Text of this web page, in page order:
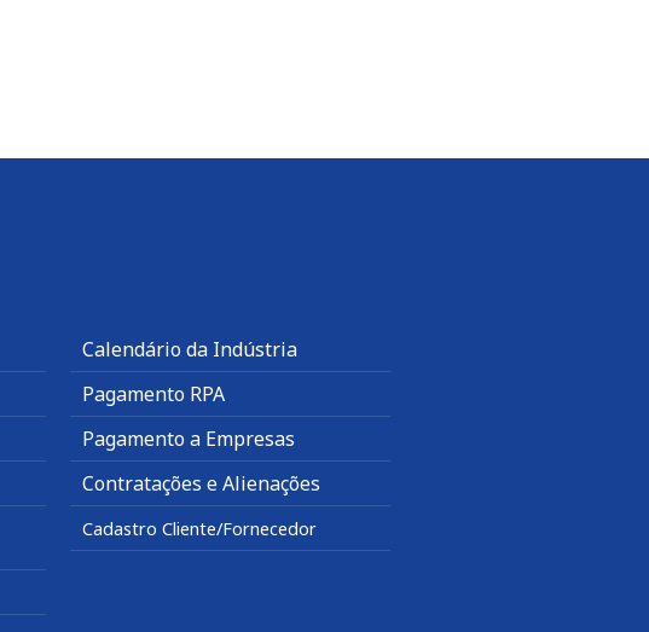
Calendário da Indústria
Pagamento RPA
Pagamento a Empresas
Contratações e Alienações
Cadastro Cliente/Fornecedor